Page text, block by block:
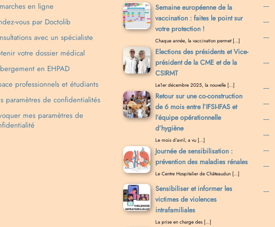
en ligne
vous par Doctolib
avec un spécialiste
votre dossier médical
en EHPAD
professionnels et étudiants
paramètres de confidentialités
mes paramètres de
Semaine européenne de la
vaccination : faites le point sur
votre protection !
Chaque année, la vaccination permet […]
Elections des présidents et Vice-
président de la CME et de la
CSIRMT
Le1er décembre 2025, la nouvelle […]
Retour sur une co-construction
de 6 mois entre l’IFSI-IFAS et
l’équipe opérationnelle
d’hygiène
Le mois d’avril, a vu […]
Journée de sensibilisation :
prévention des maladies rénales
Le Centre Hospitalier de Châteaudun […]
Sensibiliser et informer les
victimes de violences
intrafamiliales
La prise en charge des […]